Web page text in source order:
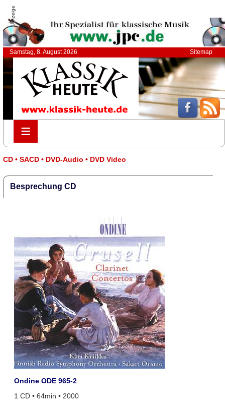
Anzeige
Samstag, 8. August 2026 Sitemap
≡
≡
CD • SACD • DVD-Audio • DVD Video
Besprechung CD
Ondine ODE 965-2
1 CD • 64min • 2000